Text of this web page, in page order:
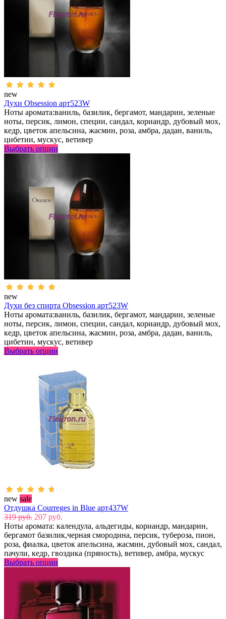
new
Духи Obsession арт523W
Ноты аромата:ваниль, базилик, бергамот, мандарин, зеленые
ноты, персик, лимон, специи, сандал, кориандр, дубовый мох,
кедр, цветок апельсина, жасмин, роза, амбра, дадан, ваниль,
цибетин, мускус, ветивер
Выбрать опции
new
Духи без спирта Obsession арт523W
Ноты аромата:ваниль, базилик, бергамот, мандарин, зеленые
ноты, персик, лимон, специи, сандал, кориандр, дубовый мох,
кедр, цветок апельсина, жасмин, роза, амбра, дадан, ваниль,
цибетин, мускус, ветивер
Выбрать опции
new sale
Отдушка Courreges in Blue арт437W
319 руб. 207 руб.
Ноты аромата: календула, альдегиды, кориандр, мандарин,
бергамот базилик,черная смородина, персик, тубероза, пион,
роза, фиалка, цветок апельсина, жасмин, дубовый мох, сандал,
пачули, кедр, гвоздика (пряность), ветивер, амбра, мускус
Выбрать опции